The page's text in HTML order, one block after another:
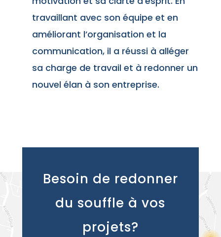
travaillant avec son équipe et en
améliorant l’organisation et la
communication, il a réussi à alléger
sa charge de travail et à redonner un
nouvel élan à son entreprise.
Besoin de redonner
du souffle à vos
projets?